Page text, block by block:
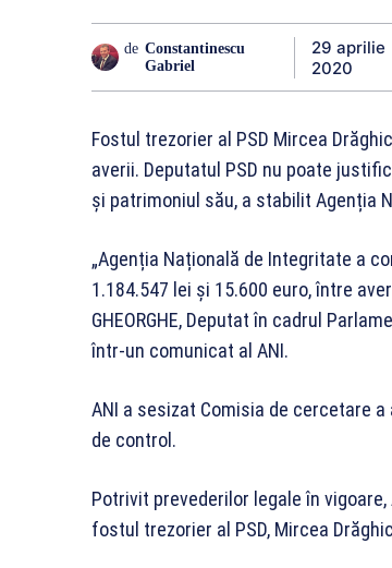
de Constantinescu
Gabriel
29 aprilie
2020
Fostul trezorier al PSD Mircea
averii. Deputatul PSD nu poate
și patrimoniul său, a stabilit Agenția
„Agenția Națională de Integritate a
1.184.547 lei și 15.600 euro, între
GHEORGHE, Deputat în cadrul
într-un comunicat al ANI.
ANI a sesizat Comisia de cercetare
de control.
Potrivit prevederilor legale în vigoare,
fostul trezorier al PSD, Mircea